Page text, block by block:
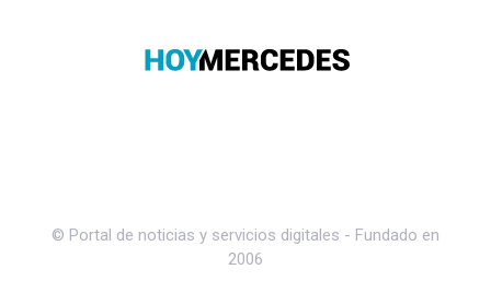
© Portal de noticias y servicios digitales - Fundado en
2006